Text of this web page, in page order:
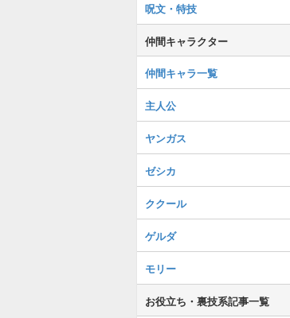
呪文・特技
仲間キャラクター
仲間キャラ一覧
主人公
ヤンガス
ゼシカ
ククール
ゲルダ
モリー
お役立ち・裏技系記事一覧